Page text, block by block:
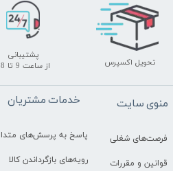
تحویل اکسپرس
پشتیبانی
​​​​​​​از ساعت 9 تا 18
خدمات مشتریان
پاسخ به پرسش‌های
رویه‌های بازگرداندن کالا
منوی سایت
فرصت‌های شغلی
قوانین و مقررات